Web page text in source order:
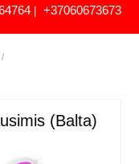
| +37060673673
(Balta)